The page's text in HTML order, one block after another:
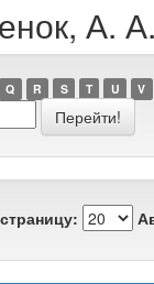
А. А.
Q R S T U V